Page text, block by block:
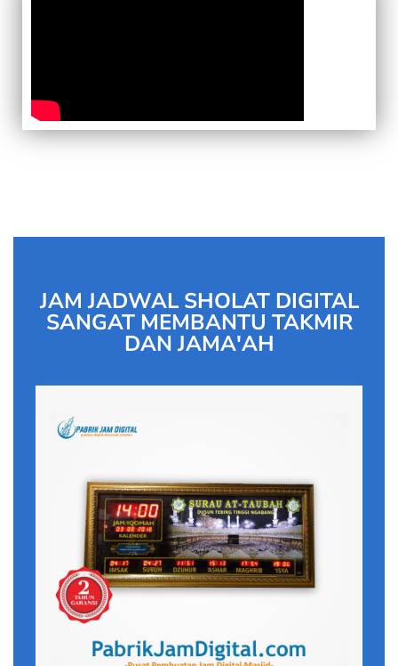
JAM JADWAL SHOLAT DIGITAL
SANGAT MEMBANTU TAKMIR
DAN JAMA'AH